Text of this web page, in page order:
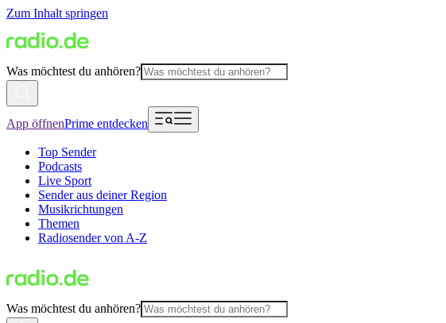
Zum Inhalt springen
Was möchtest du anhören?
App öffnenPrime entdecken
Top Sender
Podcasts
Live Sport
Sender aus deiner Region
Musikrichtungen
Themen
Radiosender von A-Z
Was möchtest du anhören?